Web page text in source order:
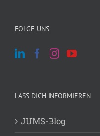
FOLGE UNS
LASS DICH INFORMIEREN
JUMS-Blog